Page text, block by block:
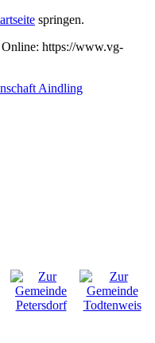
springen.
Online: https://www.vg-